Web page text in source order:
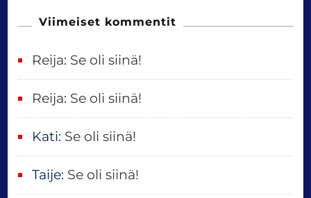
Viimeiset kommentit
Reija: Se oli siinä!
Reija: Se oli siinä!
Kati: Se oli siinä!
Taije: Se oli siinä!